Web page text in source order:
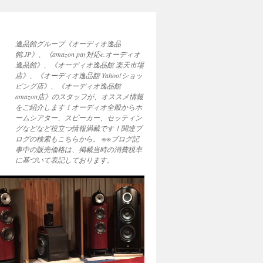
逸品館グループ《オーディオ逸品
館.JP》、《amazon pay対応e.オーディオ
逸品館》、《オーディオ逸品館 楽天市場
店》、《オーディオ逸品館 Yahoo!ショッ
ピング店》、《オーディオ逸品館
amazon店》のスタッフが、オススメ情報
をご紹介します！オーディオ全般からホ
ームシアター、スピーカー、セッティン
グなどなど役立つ情報満載です！関連ブ
ログの検索もこちらから。 ※※ブログ記
事中の販売価格は、掲載当時の消費税率
に基づいて表記しております。